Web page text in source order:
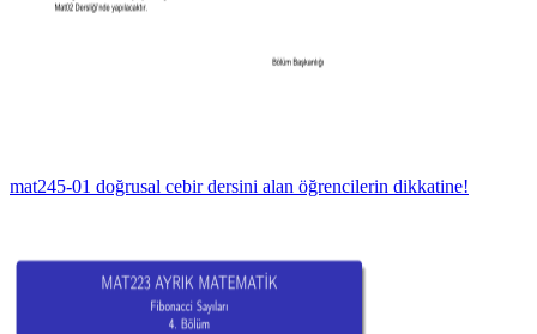
mat245-01 doğrusal cebir dersini alan öğrencilerin dikkatine!